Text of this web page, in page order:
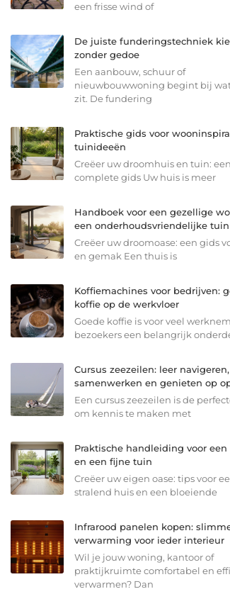
een frisse wind of
De juiste funderingstechniek
zonder gedoe
Een aanbouw, schuur of
nieuwbouwwoning begint bij
zit. De fundering
Praktische gids voor
tuinideeën
Creëer uw droomhuis en tuin: een
complete gids Uw huis is meer
Handboek voor een gezellige
een onderhoudsvriendelijke tuin
Creëer uw droomoase: een gids
en gemak Een thuis is
Koffiemachines voor bedrijven:
koffie op de werkvloer
Goede koffie is voor veel
bezoekers een belangrijk
Cursus zeezeilen: leer navigeren,
samenwerken en genieten op
Een cursus zeezeilen is de
om kennis te maken met
Praktische handleiding voor
en een fijne tuin
Creëer uw eigen oase: tips voor
stralend huis en een bloeiende
Infrarood panelen kopen:
verwarming voor ieder interieur
Wil je jouw woning, kantoor of
praktijkruimte comfortabel en
verwarmen? Dan